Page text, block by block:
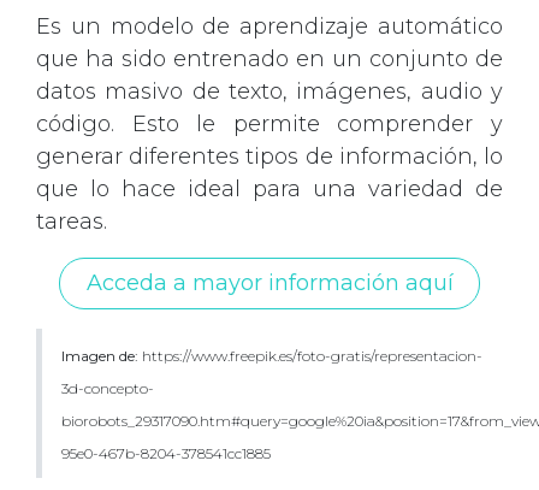
Es un modelo de aprendizaje automático
que ha sido entrenado en un conjunto de
datos masivo de texto, imágenes, audio y
código. Esto le permite comprender y
generar diferentes tipos de información, lo
que lo hace ideal para una variedad de
tareas.
Acceda a mayor información aquí
Imagen de: https://www.freepik.es/foto-gratis/representacion-
3d-concepto-
95e0-467b-8204-378541cc1885